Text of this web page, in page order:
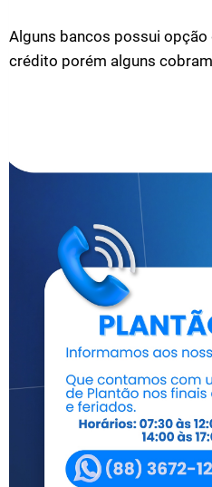
Alguns bancos possui
crédito porém alguns